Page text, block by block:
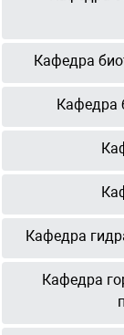
Кафедра
Кафедра
Кафедра
Кафедра